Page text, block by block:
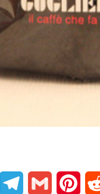
MessengerTelegram Gmail